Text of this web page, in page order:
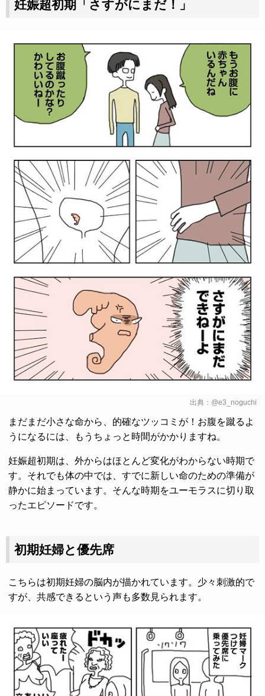
妊娠超初期「さすがにまだ！」
出典： @e3_noguchi
まだまだ小さな命から、的確なツッコミが！お腹を蹴るよ
うになるには、もうちょっと時間がかかりますね。
妊娠超初期は、外からはほとんど変化がわからない時期で
す。それでも体の中では、すでに新しい命のための準備が
静かに始まっています。そんな時期をユーモラスに切り取
ったエピソードです。
初期妊婦と優先席
こちらは初期妊婦の脳内が描かれています。少々刺激的で
すが、共感できるという声も多数見られます。